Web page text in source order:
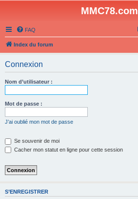
MMC78.com
FAQ
Index du forum
Connexion
Nom d’utilisateur :
Mot de passe :
J’ai oublié mon mot de passe
Se souvenir de moi
Cacher mon statut en ligne pour cette session
S’ENREGISTRER